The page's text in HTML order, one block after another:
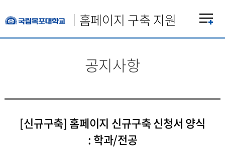
홈페이지 구축 지원
공지사항
[신규구축] 홈페이지 신규구축 신청서 양식
: 학과/전공